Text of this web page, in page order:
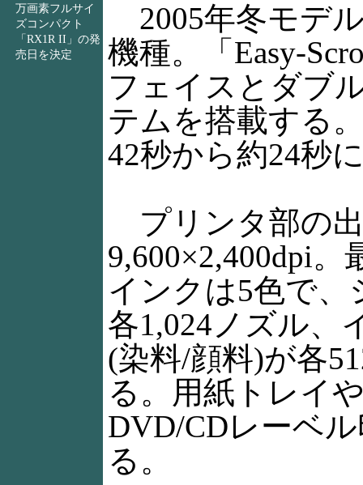
万画素フルサイ
ズコンパクト
「RX1R II」の発
売日を決定
2005年冬モデ
機種。「Easy-
フェイスとダブ
テムを搭載する
42秒から約24秒
プリンタ部の
9,600×2,400dpi
インクは5色で
各1,024ノズル、
(染料/顔料)が各
る。用紙トレイ
DVD/CDレーベ
る。